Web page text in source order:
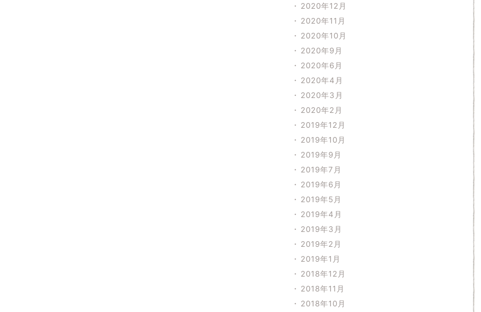
2020年12月
2020年11月
2020年10月
2020年9月
2020年6月
2020年4月
2020年3月
2020年2月
2019年12月
2019年10月
2019年9月
2019年7月
2019年6月
2019年5月
2019年4月
2019年3月
2019年2月
2019年1月
2018年12月
2018年11月
2018年10月